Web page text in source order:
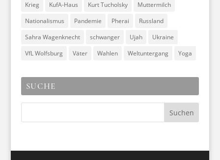
Krieg
KufA-Haus Kurt Tucholsky
Muttermilch
Nationalismus
Pandemie Pherai
Russland
Sahra Wagenknecht
schwanger Ujah
Ukraine
VfL Wolfsburg
Väter Wahlen Weltuntergang Yoga
SUCHE